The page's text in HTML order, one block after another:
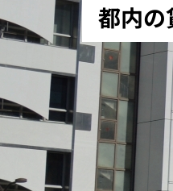
都内の